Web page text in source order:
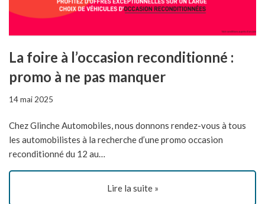
La foire à l’occasion reconditionné :
promo à ne pas manquer
14 mai 2025
Chez Glinche Automobiles, nous donnons rendez-vous à tous
les automobilistes à la recherche d’une promo occasion
reconditionné du 12 au…
Lire la suite »